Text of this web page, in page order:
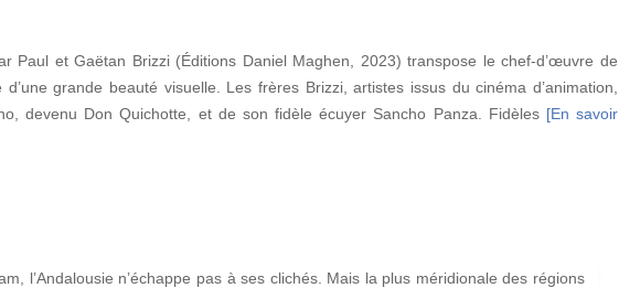
Paul et Gaëtan Brizzi (Éditions Daniel Maghen, 2023) transpose le chef-d’œuvre de
grande beauté visuelle. Les frères Brizzi, artistes issus du cinéma d’animation,
devenu Don Quichotte, et de son fidèle écuyer Sancho Panza. Fidèles [En savoir
l’Andalousie n’échappe pas à ses clichés. Mais la plus méridionale des régions